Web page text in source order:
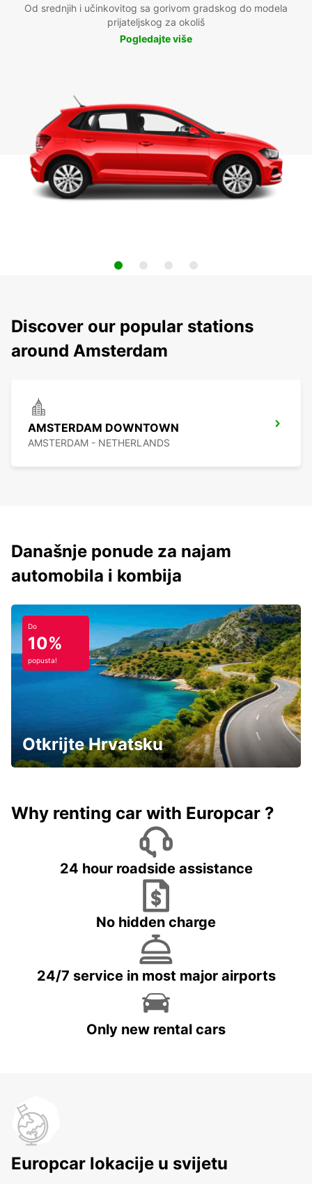
Od srednjih i učinkovitog sa gorivom gradskog do modela
prijateljskog za okoliš
Pogledajte više
Discover our popular stations
around Amsterdam
AMSTERDAM DOWNTOWN
AMSTERDAM - NETHERLANDS
Današnje ponude za najam
automobila i kombija
Do
10%
popusta!
Otkrijte Hrvatsku
Why renting car with Europcar ?
24 hour roadside assistance
No hidden charge
24/7 service in most major airports
Only new rental cars
Europcar lokacije u svijetu